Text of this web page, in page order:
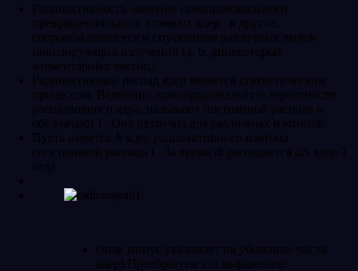
Радиоактивность–явление самопроизвольного
превращения одних атомных ядер в другие,
сопровождающееся и спусканием различных видов
ионизирующих излучений (a, b, gинекоторых
элементарных частиц).
Радиоактивный распад ядер является статистическим
процессом. Величину, пропорциональную вероятности
распадаодного ядра, называют постоянной распада и
обозначают l . Она различна для различных изотопов.
Пусть имеется N ядер радиоактивного изотопа
спостоянной распада l . За время dt распадается dN ядер.Т
огда
(знак минус указывает на убывание числа
ядер).Преобразуем это выражение: